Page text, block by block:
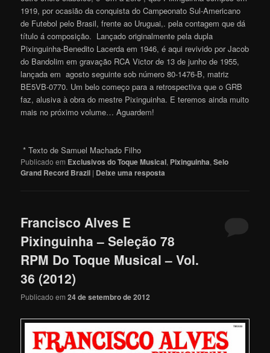
1919, por ocasião da conquista do Campeonato Sul-Americano
de Futebol pelo Brasil, frente ao Uruguai,. pela contagem que dá
título á composição. Lançado originalmente pela dupla
Pixinguinha-Benedito Lacerda em 1946, é aqui revivido por Jacob
do Bandolim em gravação RCA Victor de 13 de junho de 1955,
lançada em agosto seguinte sob número 80-1476-B, matriz
BE5VB-0770. Um belo começo para a retrospectiva que o GRB
faz, alusiva à obra do mestre Pixinguinha. E teremos ainda muito
mais no próximo volume… Aguardem!
* Texto de Samuel Machado Filho
Publicado em Exclusivos do Toque Musical, Pixinguinha,Selo
Grand Record Brazil | Deixe uma resposta
Francisco Alves E
Pixinguinha – Seleção 78
RPM Do Toque Musical – Vol.
36 (2012)
Publicado em24 de setembro de 2012